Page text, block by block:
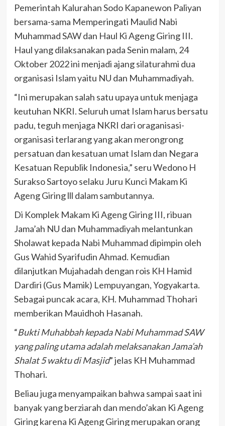
Pemerintah Kalurahan Sodo Kapanewon Paliyan
bersama-sama Memperingati Maulid Nabi
Muhammad SAW dan Haul Ki Ageng Giring III.
Haul yang dilaksanakan pada Senin malam, 24
Oktober 2022 ini menjadi ajang silaturahmi dua
organisasi Islam yaitu NU dan Muhammadiyah.
“Ini merupakan salah satu upaya untuk menjaga
keutuhan NKRI. Seluruh umat Islam harus bersatu
padu, teguh menjaga NKRI dari oraganisasi-
organisasi terlarang yang akan merongrong
persatuan dan kesatuan umat Islam dan Negara
Kesatuan Republik Indonesia,” seru Wedono H
Surakso Sartoyo selaku Juru Kunci Makam Ki
Ageng Giring lll dalam sambutannya.
Di Komplek Makam Ki Ageng Giring III, ribuan
Jama’ah NU dan Muhammadiyah melantunkan
Sholawat kepada Nabi Muhammad dipimpin oleh
Gus Wahid Syarifudin Ahmad. Kemudian
dilanjutkan Mujahadah dengan rois KH Hamid
Dardiri (Gus Mamik) Lempuyangan, Yogyakarta.
Sebagai puncak acara, KH. Muhammad Thohari
memberikan Mauidhoh Hasanah.
“Bukti Muhabbah kepada Nabi Muhammad SAW
yang paling utama adalah melaksanakan Jama’ah
Shalat 5 waktu di Masjid” jelas KH Muhammad
Thohari.
Beliau juga menyampaikan bahwa sampai saat ini
banyak yang berziarah dan mendo’akan Ki Ageng
Giring karena Ki Ageng Giring merupakan orang